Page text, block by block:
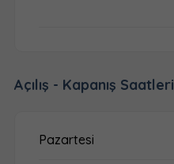
Açılış - Kapanış Saatleri
Pazartesi